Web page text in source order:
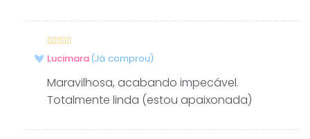
4de 5
Lucimara (Já comprou)
Maravilhosa, acabando impecável.
Totalmente linda (estou apaixonada)